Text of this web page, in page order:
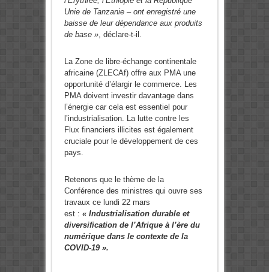
Unie de Tanzanie – ont enregistré une
baisse de leur dépendance aux produits
de base », déclare-t-il.
La Zone de libre-échange continentale
africaine (ZLECAf) offre aux PMA une
opportunité d’élargir le commerce. Les
PMA doivent investir davantage dans
l’énergie car cela est essentiel pour
l’industrialisation. La lutte contre les
Flux financiers illicites est également
cruciale pour le développement de ces
pays.
Retenons que le thème de la
Conférence des ministres qui ouvre ses
travaux ce lundi 22 mars
est : « Industrialisation durable et
diversification de l’Afrique à l’ère du
numérique dans le contexte de la
COVID-19 ».